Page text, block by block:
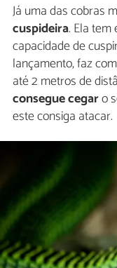
Já uma das cobras
cuspideira. Ela
capacidade de
lançamento, faz
até 2 metros de
consegue cegaro
este consiga atacar.